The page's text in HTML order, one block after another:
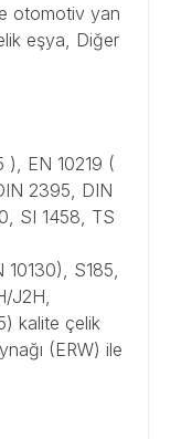
otomotiv yan
eşya, Diğer
), EN 10219 (
2395, DIN
SI 1458, TS
10130), S185,
J2H,
kalite çelik
(ERW) ile